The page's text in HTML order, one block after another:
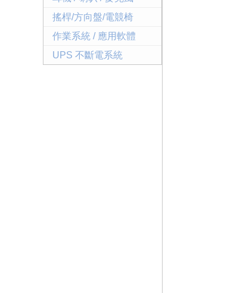
搖桿/方向盤/電競椅
作業系統 / 應用軟體
UPS 不斷電系統